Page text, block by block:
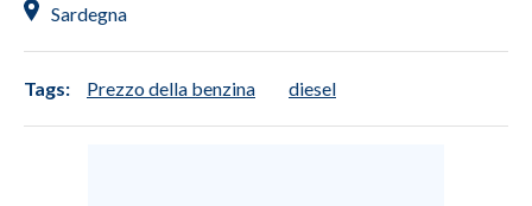
Sardegna
Tags: Prezzo della benzina diesel